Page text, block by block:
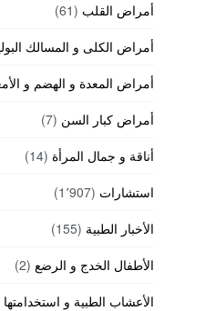
أمراض القلب (61)
أمراض الكلى و المسالك
أمراض المعدة و الهضم و
أمراض كبار السن (7)
أناقة و جمال المرأة (14)
استشارات (1٬907)
الأخبار الطبية (155)
الأطفال الخدج و الرضع (2)
الأعشاب الطبية و استخدامتها